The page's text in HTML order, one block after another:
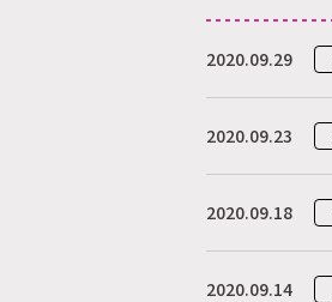
2020.09.29
2020.09.23
2020.09.18
2020.09.14